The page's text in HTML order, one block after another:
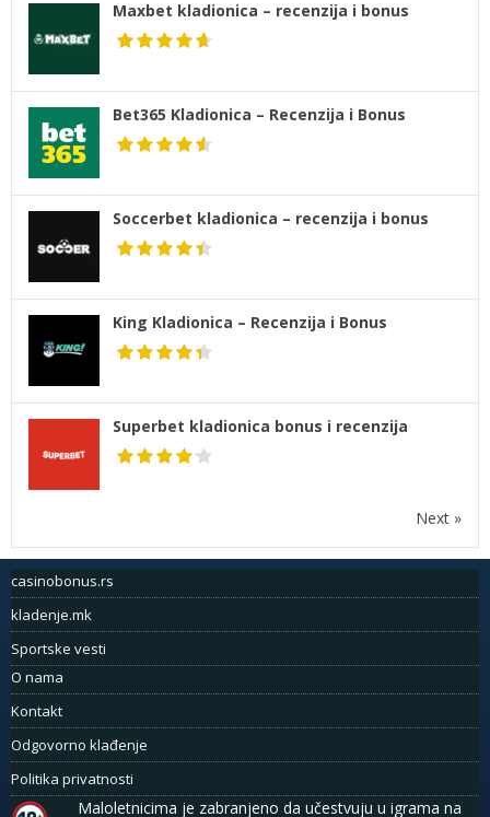
Maxbet kladionica – recenzija i bonus
Bet365 Kladionica – Recenzija i Bonus
Soccerbet kladionica – recenzija i bonus
King Kladionica – Recenzija i Bonus
Superbet kladionica bonus i recenzija
Next »
casinobonus.rs
kladenje.mk
Sportske vesti
O nama
Kontakt
Odgovorno klađenje
Politika privatnosti
Maloletnicima je zabranjeno da učestvuju u igrama na